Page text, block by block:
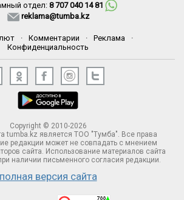
отдел: 8 707 040 14 81
reklama@tumba.kz
· Комментарии · Реклама
·
Конфиденциальность
Copyright © 2010-2026
tumba.kz является ТОО "Тумба". Все права
редакции может не совпадать с мнением
сайта. Использование материалов сайта
наличии письменного согласия редакции.
полная версия сайта